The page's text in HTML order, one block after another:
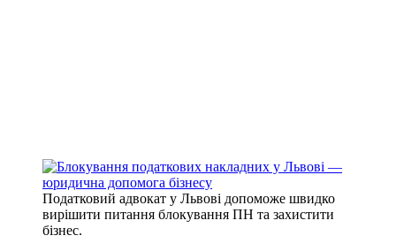
Податковий адвокат у Львові допоможе швидко
вирішити питання блокування ПН та захистити
бізнес.